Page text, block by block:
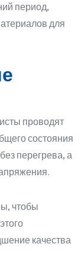
период,
для
проводят
состояния
перегрева, а
чтобы
качества